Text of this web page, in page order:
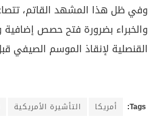
وفي ظل هذا المشهد القاتم،
والخبراء بضرورة فتح حصص إضافية
القنصلية لإنقاذ الموسم الصيفي
Tags: أمريكا التأشيرة الأمريكية